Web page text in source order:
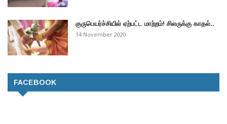
குருபெயர்ச்சியில் ஏற்பட்ட மாற்றம்! சிலருக்கு காதல்..
14 November 2020
FACEBOOK